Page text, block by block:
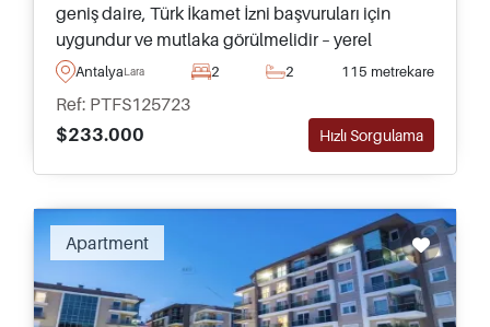
geniş daire, Türk İkamet İzni başvuruları için
uygundur ve mutlaka görülmelidir – yerel
olanaklara ve toplu taşıma araçlarına sadece
AntalyaLara 2 2 115 metrekare
Ref: PTFS125723
$233.000
Hızlı Sorgulama
Apartment